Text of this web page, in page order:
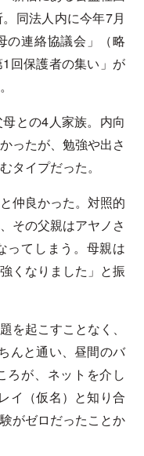
同法人内に今年7月
の連絡協議会」（略
回保護者の集い」が
との4人家族。内向
ったが、勉強や出さ
タイプだった。
仲良かった。対照的
その父親はアヤノさ
ってしまう。母親は
くなりました」と振
を起こすことなく、
んと通い、昼間のバ
ろが、ネットを介し
イ（仮名）と知り合
がゼロだったことか